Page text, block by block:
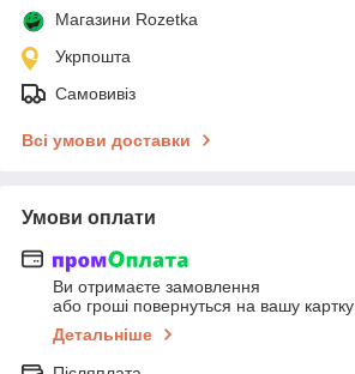
Магазини Rozetka
Укрпошта
Самовивіз
Всі умови доставки
Умови оплати
Ви отримаєте замовлення
або гроші повернуться на вашу картку
Детальніше